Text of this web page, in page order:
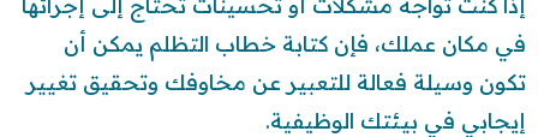
إذا كنت تواجه مشكلات أو تحسينات تحتاج إلى إجرائها
في مكان عملك، فإن كتابة خطاب التظلم يمكن أن
تكون وسيلة فعالة للتعبير عن مخاوفك وتحقيق تغيير
إيجابي في بيئتك الوظيفية.